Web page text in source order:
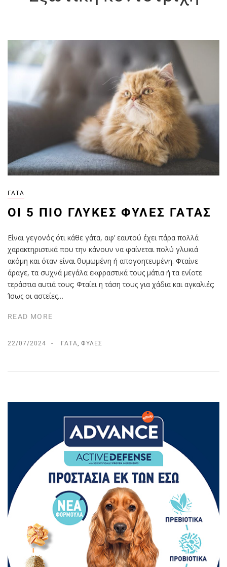
ΓΆΤΑ
ΟΙ 5 ΠΙΟ ΓΛΥΚΈΣ ΦΥΛΈΣ ΓΆΤΑΣ
Είναι γεγονός ότι κάθε γάτα, αφ’ εαυτού έχει πάρα πολλά
χαρακτηριστικά που την κάνουν να φαίνεται πολύ γλυκιά
ακόμη και όταν είναι θυμωμένη ή απογοητευμένη. Φταίνε
άραγε, τα συχνά μεγάλα εκφραστικά τους μάτια ή τα ενίοτε
τεράστια αυτιά τους; Φταίει η τάση τους για χάδια και αγκαλιές;
Ίσως οι αστείες…
READ MORE
22/07/2024 ΓΆΤΑ, ΦΥΛΈΣ